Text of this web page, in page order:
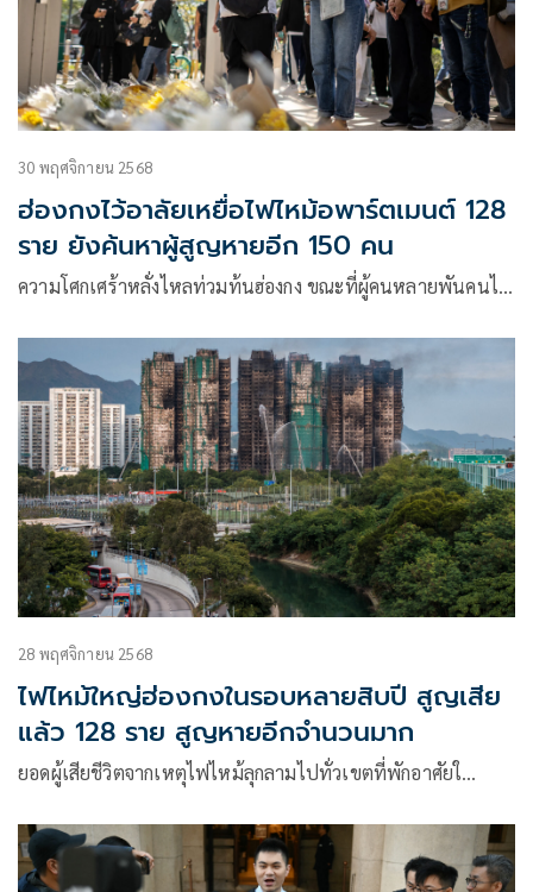
30 พฤศจิกายน 2568
ฮ่องกงไว้อาลัยเหยื่อไฟไหม้อพาร์ตเมนต์ 128
ราย ยังค้นหาผู้สูญหายอีก 150 คน
ความโศกเศร้าหลั่งไหลท่วมท้นฮ่องกง ขณะที่ผู้คนหลายพันคนไ…
28 พฤศจิกายน 2568
ไฟไหม้ใหญ่ฮ่องกงในรอบหลายสิบปี สูญเสีย
แล้ว 128 ราย สูญหายอีกจำนวนมาก
ยอดผู้เสียชีวิตจากเหตุไฟไหม้ลุกลามไปทั่วเขตที่พักอาศัยใ…